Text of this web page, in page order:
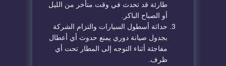
طارئة قد تحدث في وقت متأخر من الليل
أو الصباح الباكر.
​حداثة أسطول السيارات والتزام الشركة
بجدول صيانة دوري يمنع حدوث أي أعطال
مفاجئة أثناء التوجه إلى المطار تحت أي
ظرف.